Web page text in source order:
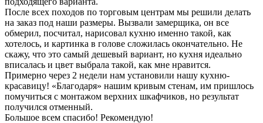
После всех походов по торговым центрам мы решили делать
на заказ под наши размеры. Вызвали замерщика, он все
обмерил, посчитал, нарисовал кухню именно такой, как
хотелось, и картинка в голове сложилась окончательно. Не
скажу, что это самый дешевый вариант, но кухня идеально
вписалась и цвет выбрала такой, как мне нравится.
Примерно через 2 недели нам установили нашу кухню-
красавицу! «Благодаря» нашим кривым стенам, им пришлось
помучиться с монтажом верхних шкафчиков, но результат
получился отменный.
Большое всем спасибо! Рекомендую!